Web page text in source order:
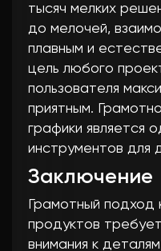
тысяч мелких
до мелочей,
плавным и
цель любого
пользователя
приятным.
графики является
инструментов для
Заключение
Грамотный
продуктов
внимания к